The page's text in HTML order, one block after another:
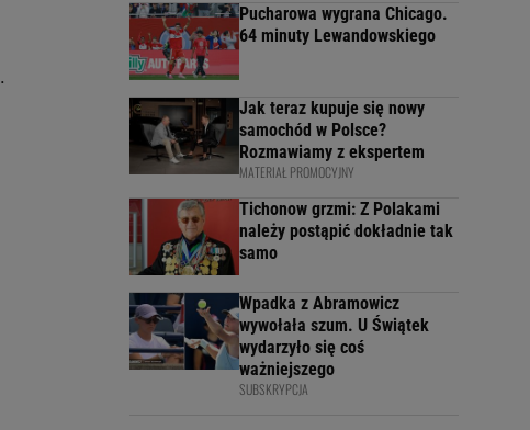
.
Pucharowa wygrana Chicago.
64 minuty Lewandowskiego
Jak teraz kupuje się nowy
samochód w Polsce?
Rozmawiamy z ekspertem
MATERIAŁ PROMOCYJNY
Tichonow grzmi: Z Polakami
należy postąpić dokładnie tak
samo
Wpadka z Abramowicz
wywołała szum. U Świątek
wydarzyło się coś
ważniejszego
SUBSKRYPCJA